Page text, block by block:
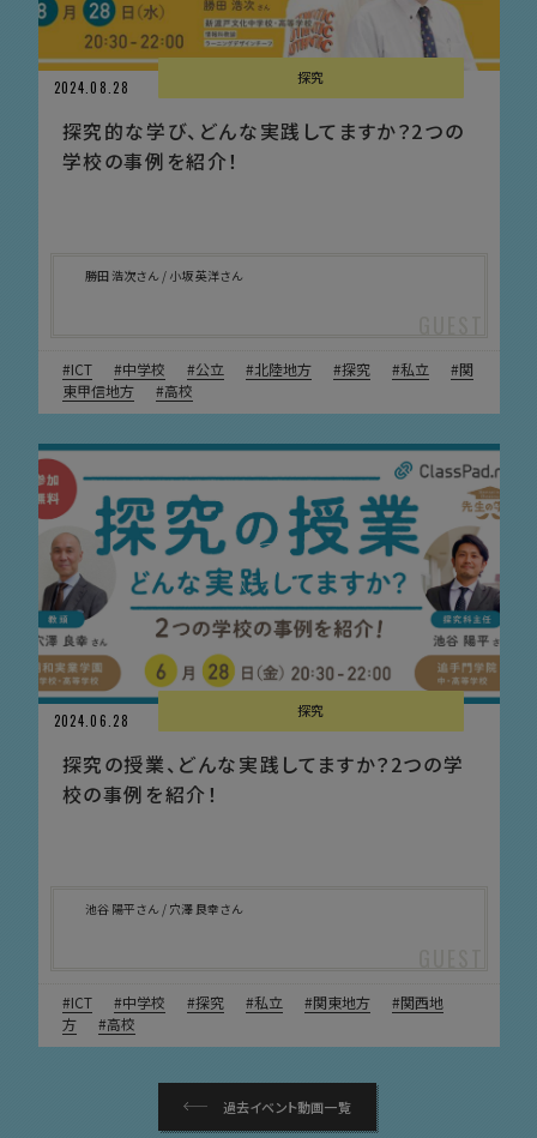
2024.08.28
探究
探究的な学び、どんな実践してますか？2つの
学校の事例を紹介！
勝田 浩次さん / 小坂 英洋さん
ICT 中学校 公立 北陸地方 探究 私立
関
東甲信地方
高校
2024.06.28
探究
探究の授業、どんな実践してますか？2つの学
校の事例を紹介！
池谷 陽平さん / 穴澤 良幸さん
ICT 中学校 探究 私立 関東地方
関西地
方
高校
過去イベント動画一覧